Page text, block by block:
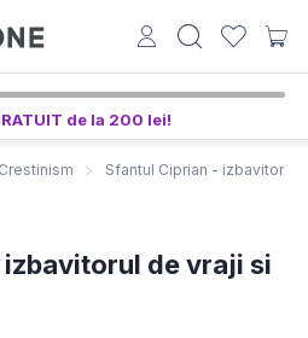
de la 200 lei!
Crestinism Sfantul Ciprian - izbavitorul
de vraji si